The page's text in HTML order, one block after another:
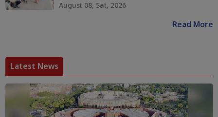
August 08, Sat, 2026
Read More
Latest News